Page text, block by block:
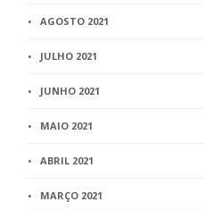
AGOSTO 2021
JULHO 2021
JUNHO 2021
MAIO 2021
ABRIL 2021
MARÇO 2021